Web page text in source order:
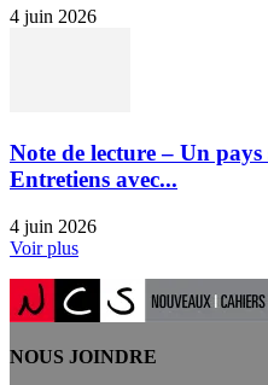
4 juin 2026
Note de lecture – Un
Entretiens avec...
4 juin 2026
Voir plus
NOUS JOINDRE